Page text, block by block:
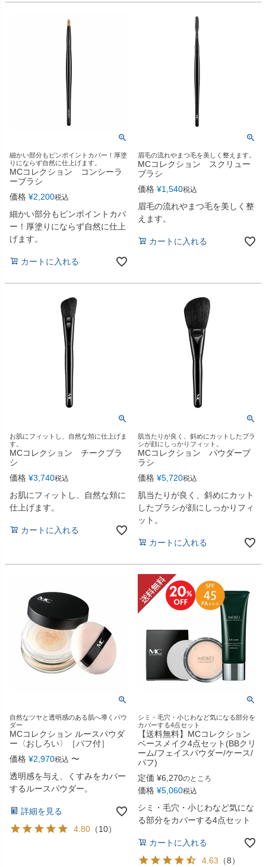
細かい部分もピンポイントカバー！厚塗
りにならず自然に仕上げます。
MCコレクション コンシーラ
ーブラシ
価格 ¥2,200税込
細かい部分もピンポイントカバ
ー！厚塗りにならず自然に仕上
げます。
カートに入れる
眉毛の流れやまつ毛を美しく整えます。
MCコレクション スクリュー
ブラシ
価格 ¥1,540税込
眉毛の流れやまつ毛を美しく整
えます。
カートに入れる
お肌にフィットし、自然な頬に仕上げま
す。
MCコレクション チークブラ
シ
価格 ¥3,740税込
お肌にフィットし、自然な頬に
仕上げます。
カートに入れる
肌当たりが良く、斜めにカットしたブラ
シが顔にしっかりフィット。
MCコレクション パウダーブ
ラシ
価格 ¥5,720税込
肌当たりが良く、斜めにカット
したブラシが顔にしっかりフィ
ット。
カートに入れる
自然なツヤと透明感のある肌へ導くパウ
ダー
MCコレクション ルースパウダ
ー〈おしろい〉［パフ付］
価格 ¥2,970税込 〜
透明感を与え、くすみをカバー
するルースパウダー。
詳細を見る
4.80 （10）
シミ・毛穴・小じわなど気になる部分を
カバーする4点セット
【送料無料】MCコレクション
ベースメイク4点セット(BBクリ
ーム/フェイスパウダー/ケース/
パフ)
定価 ¥6,270のところ
価格 ¥5,060税込
シミ・毛穴・小じわなど気にな
る部分をカバーする4点セット
カートに入れる
4.63 （8）